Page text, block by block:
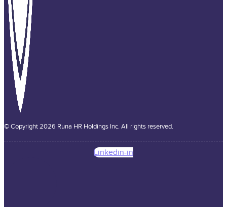
© Copyright 2026 Runa HR Holdings Inc. All rights reserved.
Linkedin-in